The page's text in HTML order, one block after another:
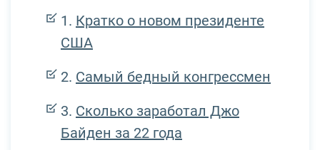
Кратко о новом президенте
США
Самый бедный конгрессмен
Сколько заработал Джо
Байден за 22 года